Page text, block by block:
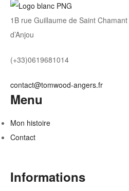
1B rue Guillaume de Saint
d’Anjou
(+33)0619681014
contact@tomwood-angers.fr
Menu
Mon histoire
Contact
Informations